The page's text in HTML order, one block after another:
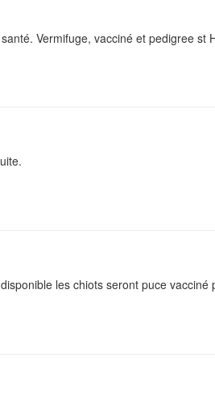
Vermifuge, vacciné et pedigree st
les chiots seront puce